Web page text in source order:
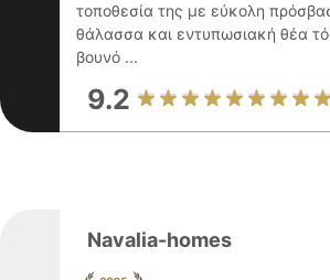
τοποθεσία της με εύκολη
θάλασσα και εντυπωσιακή θέα
βουνό ...
9.2
Navalia-homes